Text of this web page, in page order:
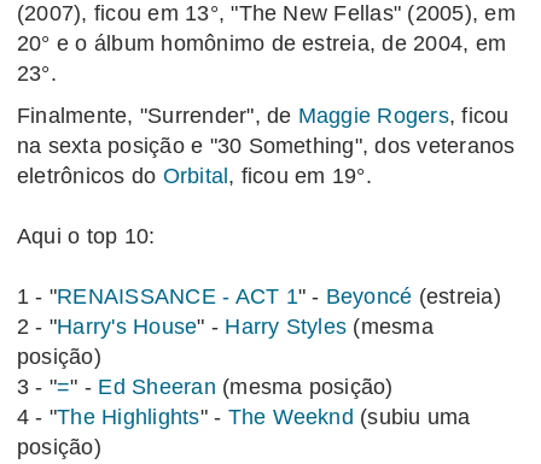
(2007), ficou em 13°, "The New Fellas" (2005), em
20° e o álbum homônimo de estreia, de 2004, em
23°.
Finalmente, "Surrender", de Maggie Rogers, ficou
na sexta posição e "30 Something", dos veteranos
eletrônicos do Orbital , ficou em 19°.
Aqui o top 10:
1 - "RENAISSANCE - ACT 1" - Beyoncé (estreia)
2 - "Harry's House" - Harry Styles (mesma
posição)
3 - "=" - Ed Sheeran (mesma posição)
4 - "The Highlights" - The Weeknd (subiu uma
posição)